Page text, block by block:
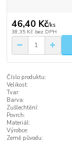
46,40 Kč/ks
38,35 Kč bez DPH
Číslo produktu:
Velikost:
Tvar:
Barva:
Zušlechtění:
Povrch:
Materiál:
Výrobce:
Země původu: